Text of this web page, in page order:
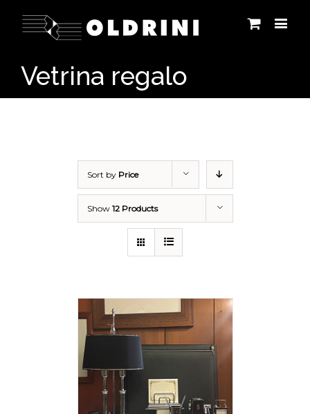
Vetrina regalo
Sort by Price
Show 12 Products